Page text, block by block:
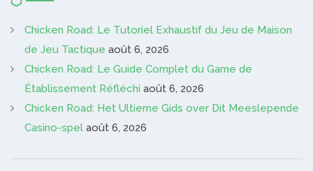
Chicken Road: Le Tutoriel Exhaustif du Jeu de Maison
de Jeu Tactique août 6, 2026
Chicken Road: Le Guide Complet du Game de
Établissement Réfléchi août 6, 2026
Chicken Road: Het Ultieme Gids over Dit Meeslepende
Casino-spel août 6, 2026